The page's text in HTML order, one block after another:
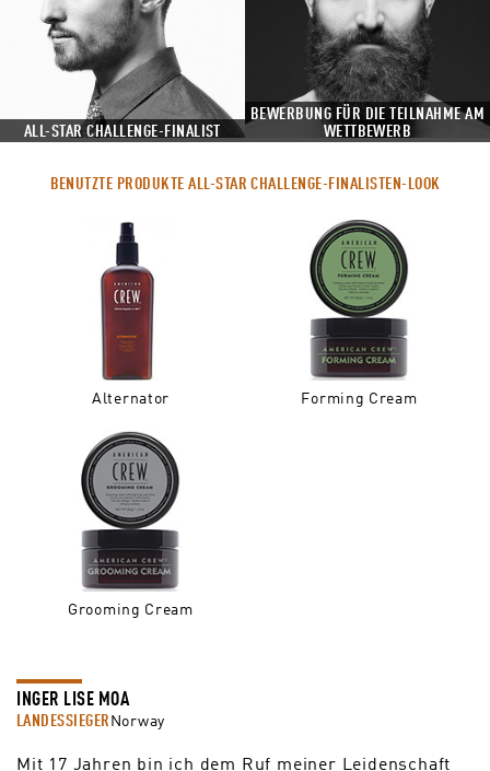
ALL-STAR CHALLENGE-FINALIST
BEWERBUNG FÜR DIE TEILNAHME AM
WETTBEWERB
INGER LISE MOA
LANDESSIEGERNorway
Mit 17 Jahren bin ich dem Ruf meiner Leidenschaft
BENUTZTE PRODUKTE ALL-STAR CHALLENGE-FINALISTEN-LOOK
Alternator Forming Cream
Grooming Cream